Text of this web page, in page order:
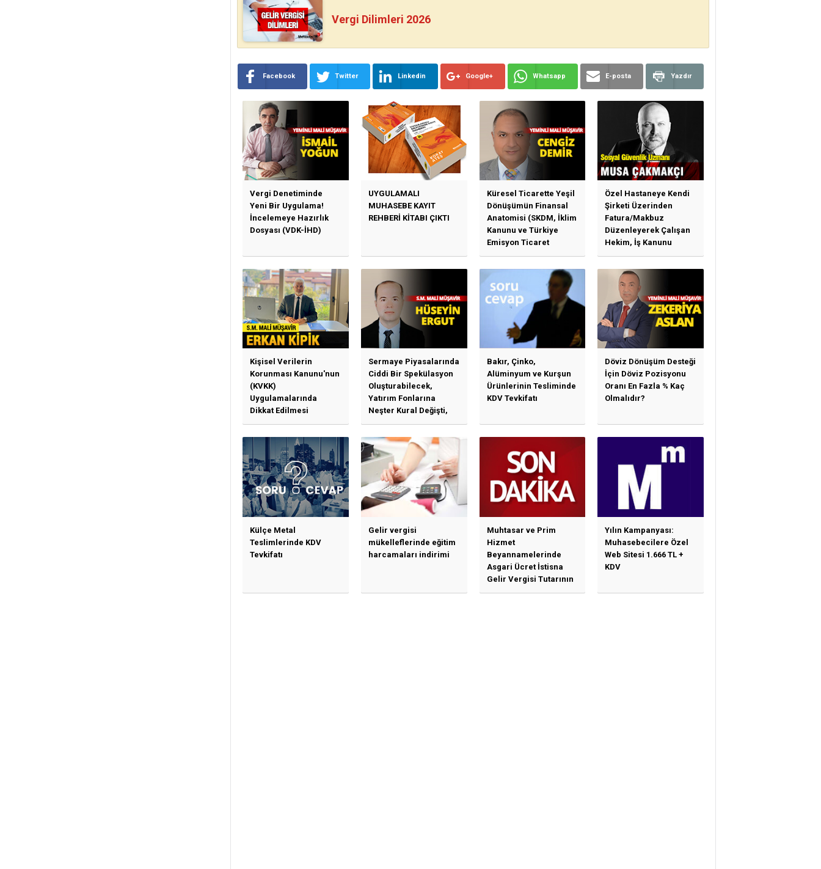
Vergi Dilimleri 2026
Facebook Twitter Linkedin Google+ Whatsapp E-posta Yazdır
Vergi Denetiminde
Yeni Bir Uygulama!
İncelemeye Hazırlık
Dosyası (VDK-İHD)
UYGULAMALI
MUHASEBE KAYIT
REHBERİ KİTABI ÇIKTI
Küresel Ticarette Yeşil
Dönüşümün Finansal
Anatomisi (SKDM, İklim
Kanunu ve Türkiye
Emisyon Ticaret
Sistemi (TR-ETS)
Özel Hastaneye Kendi
Şirketi Üzerinden
Fatura/Makbuz
Düzenleyerek Çalışan
Hekim, İş Kanunu
Hükümlerinden
Kişisel Verilerin
Korunması Kanunu'nun
(KVKK)
Uygulamalarında
Dikkat Edilmesi
Gereken Özet Başlıklar
Sermaye Piyasalarında
Ciddi Bir Spekülasyon
Oluşturabilecek,
Yatırım Fonlarına
Neşter Kural Değişti,
SPK’dan Kritik Hamle
Haberlerine Sermaye
Piyasası Kurulundan
Yalanlama Ve Yerinde
Bir Açıklama Geldi
Bakır, Çinko,
Alüminyum ve Kurşun
Ürünlerinin Tesliminde
KDV Tevkifatı
Döviz Dönüşüm Desteği
İçin Döviz Pozisyonu
Oranı En Fazla % Kaç
Olmalıdır?
Külçe Metal
Teslimlerinde KDV
Tevkifatı
Gelir vergisi
mükelleflerinde eğitim
harcamaları indirimi
Muhtasar ve Prim
Hizmet
Beyannamelerinde
Asgari Ücret İstisna
Gelir Vergisi Tutarının
Güncellenmesine
Yılın Kampanyası:
Muhasebecilere Özel
Web Sitesi 1.666 TL +
KDV